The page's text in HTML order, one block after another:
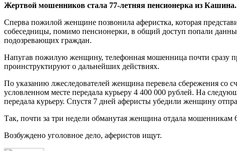
Жертвой мошенников стала 77-летняя пенсионерка из Кашина.
Сперва пожилой женщине позвонила аферистка, которая
собеседницы, помимо пенсионерки, в общий доступ попали
подозревающих граждан.
Напугав пожилую женщину, телефонная мошенница почти сразу
проинструктируют о дальнейших действиях.
По указанию лжеследователей женщина перевела сбережения со
условленном месте передала курьеру 4 400 000 рублей. На
передала курьеру. Спустя 7 дней аферисты убедили женщину
Так, почти за три недели обманутая женщина отдала мошенникам
Возбуждено уголовное дело, аферистов ищут.